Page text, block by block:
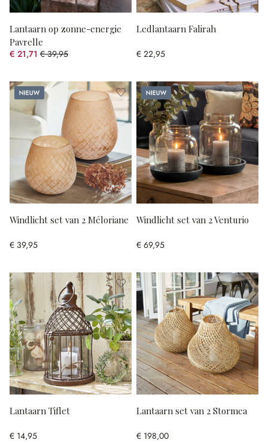
Lantaarn op zonne-energie
Pavrelle
€ 21,71 € 39,95
(45.66% gespart)
Ledlantaarn Falirah
€ 22,95
Nieuw
Windlicht set van 2 Méloriane
€ 39,95
Nieuw
Windlicht set van 2 Venturio
€ 69,95
Lantaarn Tiflet
€ 14,95
Lantaarn set van 2 Stormea
€ 198,00